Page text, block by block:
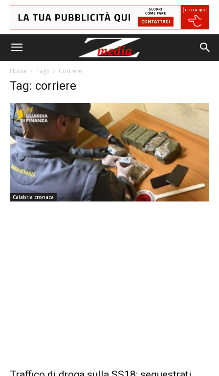
Home Tags Corriere
Tag: corriere
Calabria cronaca